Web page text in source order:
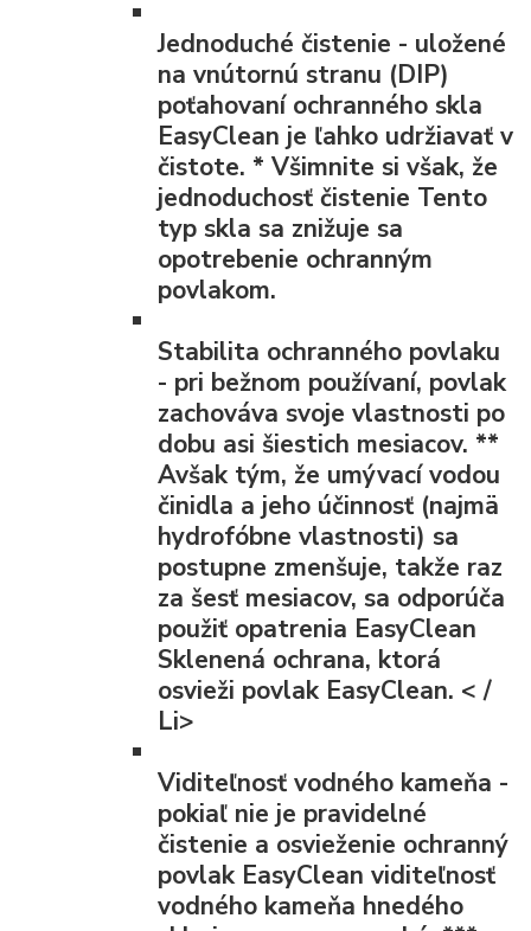
Jednoduché čistenie - uložené
na vnútornú stranu (DIP)
poťahovaní ochranného skla
EasyClean je ľahko udržiavať v
čistote. *Všimnite si však, že
jednoduchosť čistenie Tento
typ skla sa znižuje sa
opotrebenie ochranným
povlakom.
Stabilita ochranného povlaku
- pri bežnom používaní, povlak
zachováva svoje vlastnosti po
dobu asi šiestich mesiacov. **
Avšak tým, že umývací vodou
činidla a jeho účinnosť (najmä
hydrofóbne vlastnosti) sa
postupne zmenšuje, takže raz
za šesť mesiacov, sa odporúča
použiť opatrenia EasyClean
Sklenená ochrana, ktorá
osvieži povlak EasyClean. < /
Li>
Viditeľnosť vodného kameňa -
pokiaľ nie je pravidelné
čistenie a osvieženie ochranný
povlak EasyClean viditeľnosť
vodného kameňa hnedého